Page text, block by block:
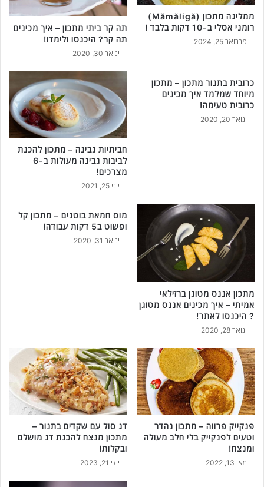
נ
ת
מ
ר
מ
ו
ן
נ
פ
ש
י
כ
י
ממליגה מתכון (Mămăligă)
רומני אסלי ב-10 דקות בלבד !
פברואר 25, 2024
תה קר ביתי מתכון – איך מכינים
תה קר? היכנסו ולימדו!
ינואר 30, 2020
כרובית בתנור מתכון – מתכון
מיוחד שמלמד איך מכינים
כרובית טעימה!
ינואר 20, 2020
חביתיות גבינה – מתכון להכנת
לביבות גבינה מעולות ב-6
מצרכים!
יוני 25, 2021
מתכון אננס מטוגן ברזילאי
אמיתי – איך מכינים אננס מטוגן
? היכנסו לאתר!
ינואר 28, 2020
מוס חמאת בוטנים – מתכון קל
ופשוט ב5 דקות עבודה!
ינואר 31, 2020
פנקייק פרווה – מתכון נהדר
וטעים לפנקייק בלי חלב מעולה
ומנצח!
מאי 13, 2022
דג סול עם שקדים בתנור –
מתכון מנצח להכנת דג מושלם
ובקלות!
יולי 21, 2023